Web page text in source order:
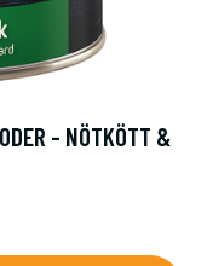
- NÖTKÖTT &